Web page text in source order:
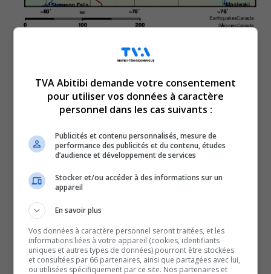
L’Abitibi-Témiscamingue se
réveille subitement en
raison des grondements de
la terre.
En effet, un séisme d’une magnitude de 3,2 a secoué la
région aux alentours de 6h39 ce matin.
Selon les informations transmises à nos bureaux par
séisme Canada, c’est la ville de Val-d’Or qui a été la plus
touchée par l’événement naturel.
Ce sonT déjà une vingtaine de rapports qui ont été
TVA Abitibi demande votre consentement
pour utiliser vos données à caractère
personnel dans les cas suivants :
Publicités et contenu personnalisés, mesure de
performance des publicités et du contenu, études
d’audience et développement de services
Stocker et/ou accéder à des informations sur un
appareil
En savoir plus
Vos données à caractère personnel seront traitées, et les
informations liées à votre appareil (cookies, identifiants
uniques et autres types de données) pourront être stockées
et consultées par 66 partenaires, ainsi que partagées avec lui,
ou utilisées spécifiquement par ce site. Nos partenaires et